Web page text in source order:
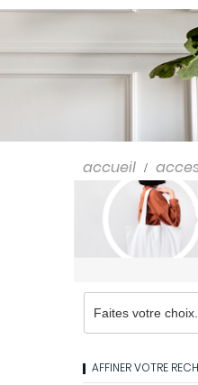
accueil
AFFINER VOTRE